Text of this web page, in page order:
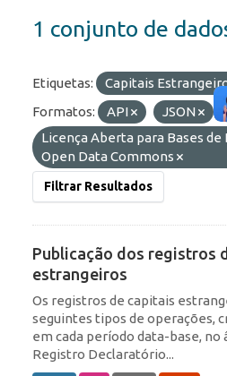
1 conjunto de
Etiquetas: Capitais
Formatos:
API JSON
Licença Aberta para Bases de
Open Data Commons
Filtrar Resultados
Publicação dos registros
estrangeiros
Os registros de capitais
seguintes tipos de operações,
em cada período data-base,
Registro Declaratório...